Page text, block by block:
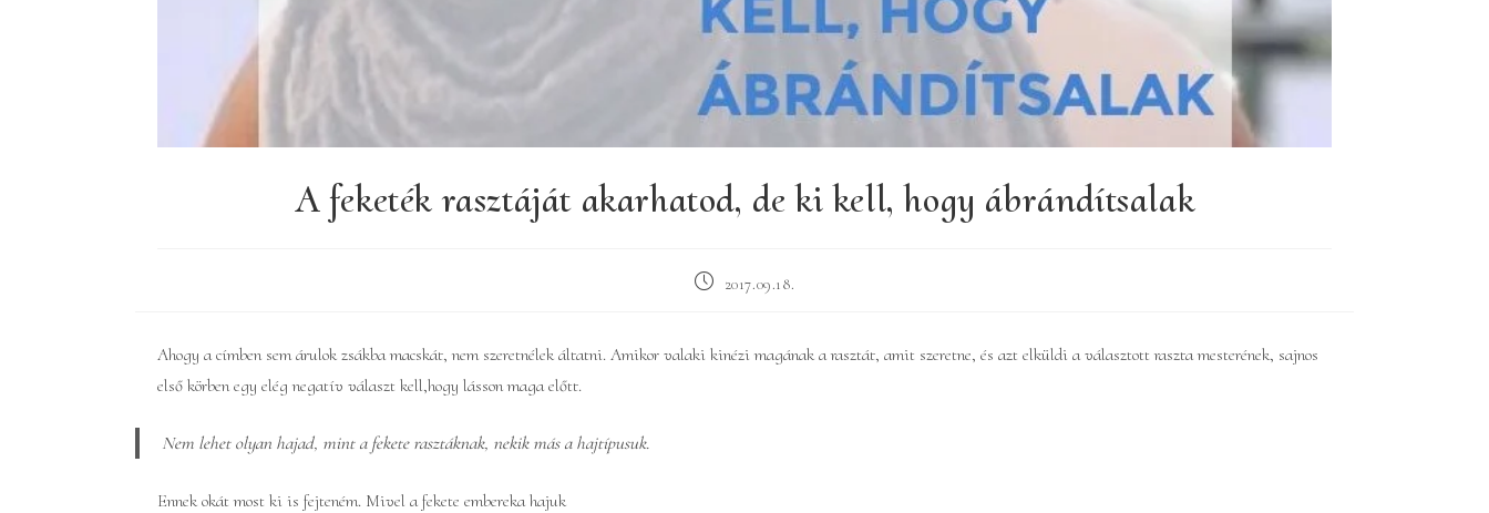
A feketék rasztáját akarhatod, de ki kell, hogy ábrándítsalak
Post
2017.09.18.
Ahogy a címben sem árulok zsákba macskát, nem szeretnélek áltatni. Amikor valaki kinézi magának a rasztát, amit szeretne, és azt elküldi a választott raszta mesterének, sajnos
első körben egy elég negatív választ kell,hogy lásson maga előtt.
Nem lehet olyan hajad, mint a fekete rasztáknak, nekik más a hajtípusuk.
Ennek okát most ki is fejteném. Mivel a fekete embereka hajuk